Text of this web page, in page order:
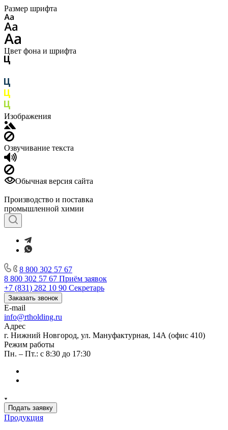
Размер шрифта
Цвет фона и шрифта
Изображения
Озвучивание текста
Обычная версия сайта
Производство и поставка
промышленной химии
8 800 302 57 67
8 800 302 57 67 Приём заявок
+7 (831) 282 10 90 Секретарь
Заказать звонок
E-mail
info@rtholding.ru
Адрес
г. Нижний Новгород, ул. Мануфактурная, 14А (офис 410)
Режим работы
Пн. – Пт.: с 8:30 до 17:30
Подать заявку
Продукция